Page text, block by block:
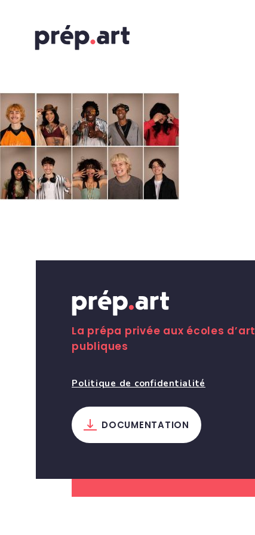
La prépa privée aux écoles d’art
publiques
Politique de confidentialité
DOCUMENTATION